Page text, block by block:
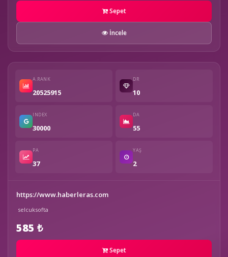
Sepet
İncele
A.RANK
20525915
DR
10
INDEX
30000
DA
55
PA
37
YAŞ
2
https://www.haberleras.com
selcuksofta
585 ₺
Sepet